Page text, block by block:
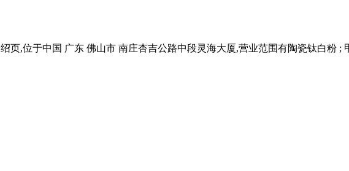
页,位于中国 广东 佛山市 南庄杏吉公路中段灵海大厦,营业范围有陶瓷钛白粉 ;